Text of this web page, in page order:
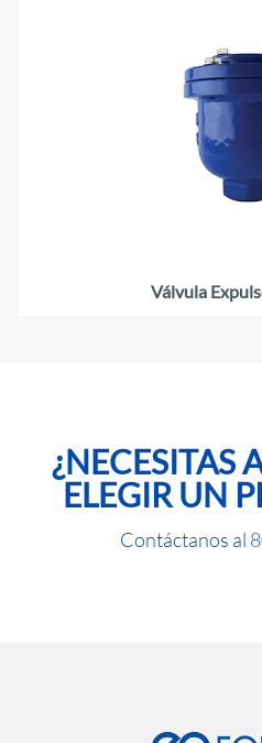
Válvula
¿NECESITAS
ELEGIR UN
Contáctanos al